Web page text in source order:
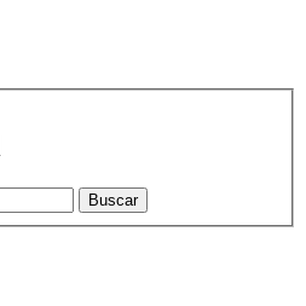
Buscar